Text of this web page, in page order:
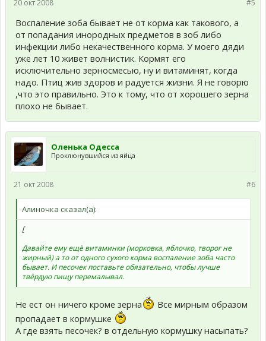
#5
20 окт 2008
Воспаление зоба бывает не от корма как такового, а
от попадания инородных предметов в зоб либо
инфекции либо некачественного корма. У моего дяди
уже лет 10 живет волнистик. Кормят его
исключительно зерносмесью, ну и витаминят, когда
надо. Птиц жив здоров и радуется жизни. Я не говорю
,что это правильно. Это к тому, что от хорошего зерна
плохо не бывает.
Оленька Одесса
Проклюнувшийся из яйца
#6
21 окт 2008
Алиночка сказал(а):
[
Давайте ему ещё витаминки (морковка, яблочко, творог не
жирный) а то от одного сухого корма воспаление зоба часто
бывает. И песочек поставьте обязательно, чтобы лучше
твёрдую пищу перемалывал.
Не ест он ничего кроме зерна
Все мирным образом
пропадает в кормушке
А где взять песочек? в отдельную кормушку насыпать?